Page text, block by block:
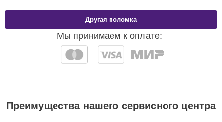
Мы принимаем к оплате:
Другая поломка
Преимущества нашего сервисного центра